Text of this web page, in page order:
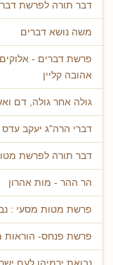
דבר תורה לפרשת
משה נושא דברים
פרשת דברים -
אהובה קליין
גולה אחר גולה, דם
דברי הרה"ג יעקב
דבר תורה לפרשת
הר ההר - מות אהרון
פרשת מטות מסעי :
פרשת פנחס- הוראות